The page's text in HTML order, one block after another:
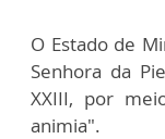
O Estado de
Senhora da
XXIII, por
animia".